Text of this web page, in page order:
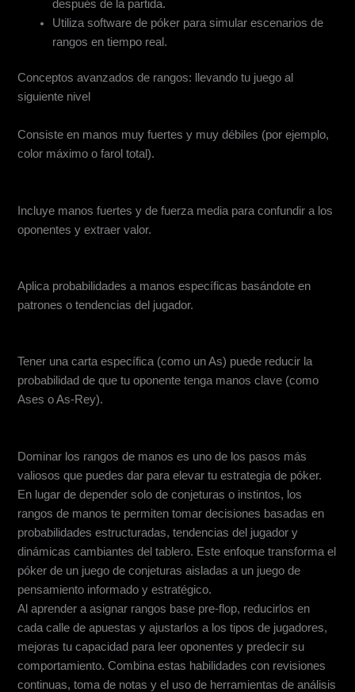
después de la partida.
Utiliza software de póker para simular escenarios de
rangos en tiempo real.
Conceptos avanzados de rangos: llevando tu juego al
siguiente nivel
Consiste en manos muy fuertes y muy débiles (por ejemplo,
color máximo o farol total).
Incluye manos fuertes y de fuerza media para confundir a los
oponentes y extraer valor.
Aplica probabilidades a manos específicas basándote en
patrones o tendencias del jugador.
Tener una carta específica (como un As) puede reducir la
probabilidad de que tu oponente tenga manos clave (como
Ases o As-Rey).
Dominar los rangos de manos es uno de los pasos más
valiosos que puedes dar para elevar tu estrategia de póker.
En lugar de depender solo de conjeturas o instintos, los
rangos de manos te permiten tomar decisiones basadas en
probabilidades estructuradas, tendencias del jugador y
dinámicas cambiantes del tablero. Este enfoque transforma el
póker de un juego de conjeturas aisladas a un juego de
pensamiento informado y estratégico.
Al aprender a asignar rangos base pre-flop, reducirlos en
cada calle de apuestas y ajustarlos a los tipos de jugadores,
mejoras tu capacidad para leer oponentes y predecir su
comportamiento. Combina estas habilidades con revisiones
continuas, toma de notas y el uso de herramientas de análisis